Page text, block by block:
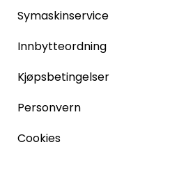
Symaskinservice
Innbytteordning
Kjøpsbetingelser
Personvern
Cookies